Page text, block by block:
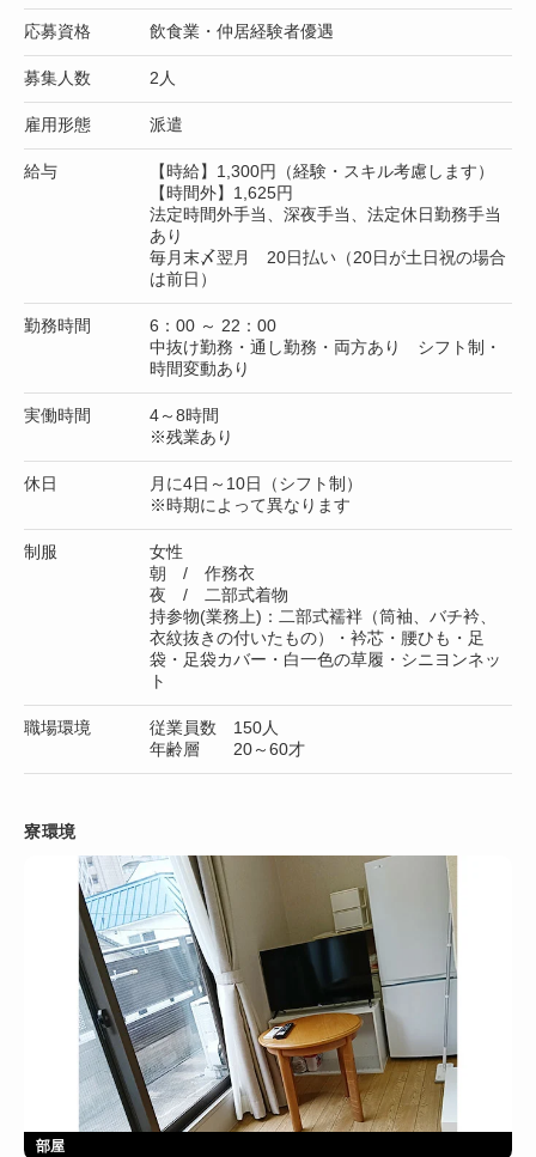
応募資格 飲食業・仲居経験者優遇
募集人数 2人
雇用形態 派遣
給与
【時給】1,300円（経験・スキル考慮します）
【時間外】1,625円
法定時間外手当、深夜手当、法定休日勤務手当
あり
毎月末〆翌月 20日払い（20日が土日祝の場合
は前日）
勤務時間
6：00 ～ 22：00
中抜け勤務・通し勤務・両方あり シフト制・
時間変動あり
実働時間
4～8時間
※残業あり
休日
月に4日～10日（シフト制）
※時期によって異なります
制服
女性
朝 / 作務衣
夜 / 二部式着物
持参物(業務上)：二部式襦袢（筒袖、バチ衿、
衣紋抜きの付いたもの）・衿芯・腰ひも・足
袋・足袋カバー・白一色の草履・シニヨンネッ
ト
職場環境
従業員数 150人
年齢層 20～60才
寮環境
部屋